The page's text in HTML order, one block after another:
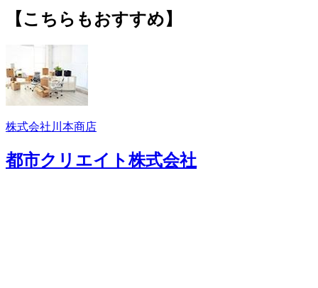
【こちらもおすすめ】
株式会社川本商店
都市クリエイト株式会社